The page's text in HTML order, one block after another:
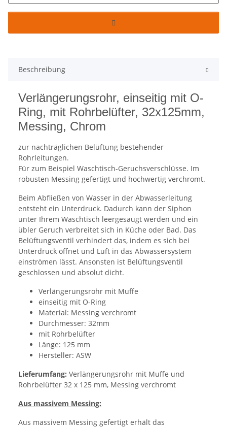
Beschreibung
Verlängerungsrohr, einseitig mit O-
Ring, mit Rohrbelüfter, 32x125mm,
Messing, Chrom
zur nachträglichen Belüftung bestehender
Rohrleitungen.
Für zum Beispiel Waschtisch-Geruchsverschlüsse. Im
robusten Messing gefertigt und hochwertig verchromt.
Beim Abfließen von Wasser in der Abwasserleitung
entsteht ein Unterdruck. Dadurch kann der Siphon
unter Ihrem Waschtisch leergesaugt werden und ein
übler Geruch verbreitet sich in Küche oder Bad. Das
Belüftungsventil verhindert das, indem es sich bei
Unterdruck öffnet und Luft in das Abwassersystem
einströmen lässt. Ansonsten ist Belüftungsventil
geschlossen und absolut dicht.
Verlängerungsrohr mit Muffe
einseitig mit O-Ring
Material: Messing verchromt
Durchmesser: 32mm
mit Rohrbelüfter
Länge: 125 mm
Hersteller: ASW
Lieferumfang: Verlängerungsrohr mit Muffe und
Rohrbelüfter 32 x 125 mm, Messing verchromt
Aus massivem Messing:
Aus massivem Messing gefertigt erhält das